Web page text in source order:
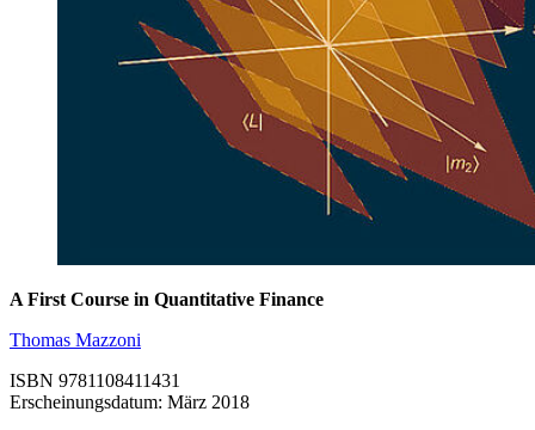
A First Course in Quantitative Finance
Thomas Mazzoni
ISBN 9781108411431
Erscheinungsdatum: März 2018